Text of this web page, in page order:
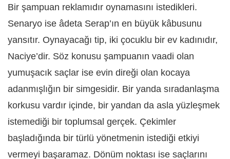
Bir şampuan reklamıdır oynamasını istedikleri.
Senaryo ise âdeta Serap’ın en büyük kâbusunu
yansıtır. Oynayacağı tip, iki çocuklu bir ev kadınıdır,
Naciye’dir. Söz konusu şampuanın vaadi olan
yumuşacık saçlar ise evin direği olan kocaya
adanmışlığın bir simgesidir. Bir yanda sıradanlaşma
korkusu vardır içinde, bir yandan da asla yüzleşmek
istemediği bir toplumsal gerçek. Çekimler
başladığında bir türlü yönetmenin istediği etkiyi
vermeyi başaramaz. Dönüm noktası ise saçlarını